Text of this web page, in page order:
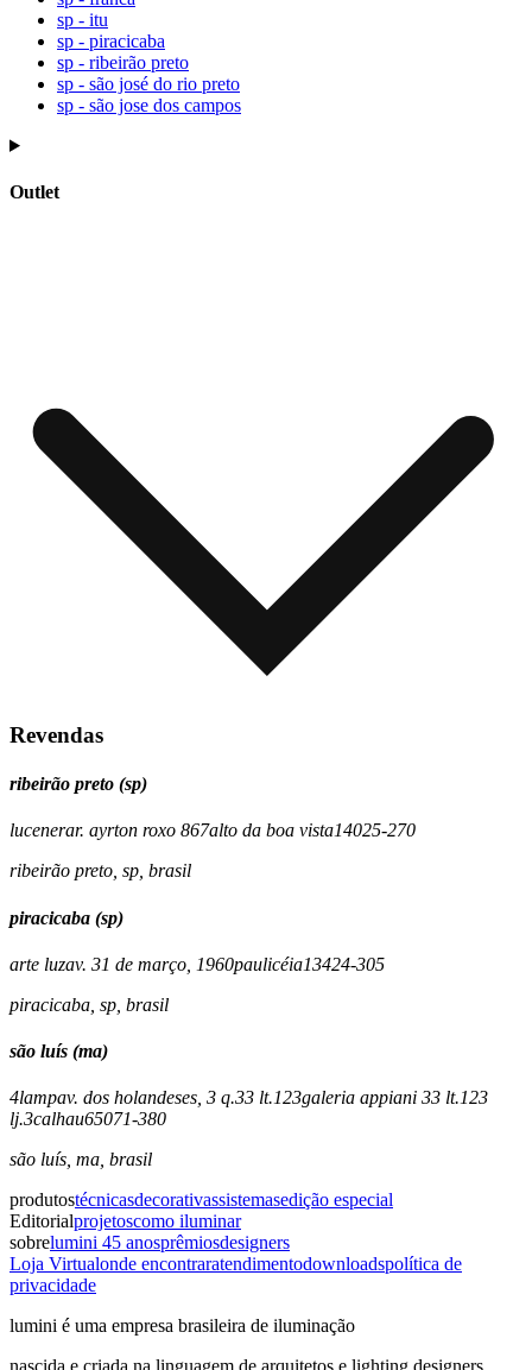
sp - itu
sp - piracicaba
sp - ribeirão preto
sp - são josé do rio preto
sp - são jose dos campos
Outlet
Revendas
ribeirão preto (sp)
lucenerar. ayrton roxo 867alto da boa vista14025-270
ribeirão preto, sp, brasil
piracicaba (sp)
arte luzav. 31 de março, 1960paulicéia13424-305
piracicaba sp brasil
são luís (ma)
4lampav. dos holandeses, 3 q.33 lt.123galeria appiani 33 lt.123
lj.3calhau65071-380
são luís, ma, brasil
produtostécnicasdecorativassistemasedição especial
Editorialprojetoscomo iluminar
sobrelumini 45 anosprêmiosdesigners
Loja Virtualonde encontraratendimentodownloadspolítica de
privacidade
lumini é uma empresa brasileira de iluminação